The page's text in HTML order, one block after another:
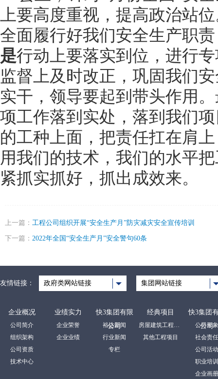
上要高度重视，提高政治站
全面履行好我们安全生产职
是行动上要落实到位，进行
监督上及时改正，巩固我们
实干，领导要起到带头作用
项工作落到实处，落到我们
的工种上面，把责任扛在肩
用我们的技术，我们的水平
紧抓实抓好，抓出成效来。
上一篇： 工程公司组织开展“安全生产月”防灾减灾安全宣传培训
下一篇： 2022年全国“安全生产月”安全警句60条
友情链接： 政府类网站链接 集团网站链接
企业概况
公司简介
组织架构
公司资质
技术中心
业绩实力
企业荣誉
企业业绩
快3集团有限
公司
裕达新闻
行业新闻
专栏
经典项目
房屋建筑工程项目
其他工程项目
快3集团
公司
公司形象
社会责任
公司活动
职业培训
企业画册